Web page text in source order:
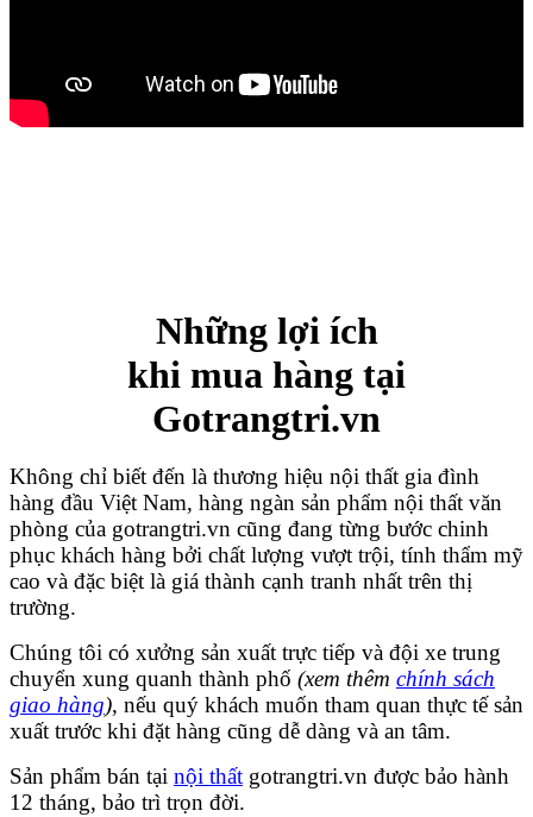
Những lợi ích
khi mua hàng tại
Gotrangtri.vn
Không chỉ biết đến là thương hiệu nội thất gia đình
hàng đầu Việt Nam, hàng ngàn sản phẩm nội thất văn
phòng của gotrangtri.vn cũng đang từng bước chinh
phục khách hàng bởi chất lượng vượt trội, tính thẩm mỹ
cao và đặc biệt là giá thành cạnh tranh nhất trên thị
trường.
Chúng tôi có xưởng sản xuất trực tiếp và đội xe trung
chuyển xung quanh thành phố (xem thêm chính sách
giao hàng), nếu quý khách muốn tham quan thực tế sản
xuất trước khi đặt hàng cũng dễ dàng và an tâm.
Sản phẩm bán tại nội thất gotrangtri.vn được bảo hành
12 tháng, bảo trì trọn đời.